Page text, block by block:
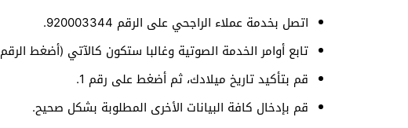
اتصل بخدمة عملاء الراجحي على الرقم 920003344.
تابع أوامر الخدمة الصوتية وغالبا ستكون كالآتي (أضغط الرقم 1، ثم صفر، وأخيراً الرقم5).
قم بتأكيد تاريخ ميلادك، ثم أضغط على رقم 1.
قم بإدخال كافة البيانات الأخرى المطلوبة بشكل صحيح.